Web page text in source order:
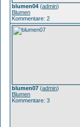
blumen04 (admin)
Blumen
Kommentare: 2
blumen07 (admin)
Blumen
Kommentare: 3